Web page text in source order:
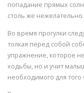
попадание прямых
столь же нежелательно.
Во время прогулки
толкая перед собой
упражнение, которое
ходьбы, но и учит
необходимого для